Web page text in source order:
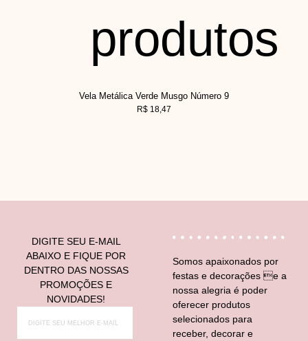
produtos
Vela Metálica Verde Musgo Número 9
R$ 18,47
DIGITE SEU E-MAIL
ABAIXO E FIQUE POR
DENTRO DAS NOSSAS
PROMOÇÕES E
NOVIDADES!
Somos apaixonados por
festas e decorações e a
nossa alegria é poder
oferecer produtos
selecionados para
receber, decorar e